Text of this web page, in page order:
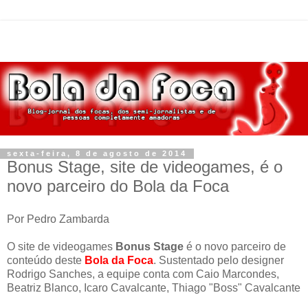
sexta-feira, 8 de agosto de 2014
Bonus Stage, site de videogames, é o
novo parceiro do Bola da Foca
Por Pedro Zambarda
O site de videogames Bonus Stage é o novo parceiro de
conteúdo deste Bola da Foca. Sustentado pelo designer
Rodrigo Sanches, a equipe conta com Caio Marcondes,
Beatriz Blanco, Icaro Cavalcante, Thiago "Boss" Cavalcante